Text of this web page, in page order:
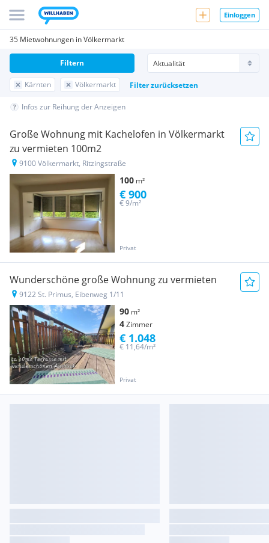
Einloggen
35 Mietwohnungen in Völkermarkt
Kärnten Völkermarkt Filter zurücksetzen
Filtern
Infos zur Reihung der Anzeigen
Große Wohnung mit Kachelofen in Völkermarkt
zu vermieten 100m2
9100 Völkermarkt, Ritzingstraße
100 m²
Privat
€ 9/m²
€ 900
Wunderschöne große Wohnung zu vermieten
9122 St. Primus, Eibenweg 1/11
90 m²
4Zimmer
Privat
€ 11,64/m²
€ 1.048